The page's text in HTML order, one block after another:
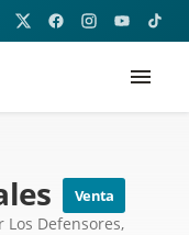
menu
Venta
Los Defensores,